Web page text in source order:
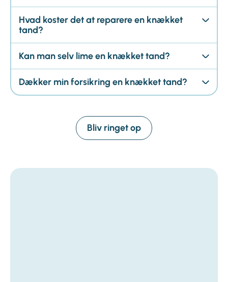
Hvad koster det at reparere en knækket
tand?
Kan man selv lime en knækket tand?
Dækker min forsikring en knækket tand?
Bliv ringet op